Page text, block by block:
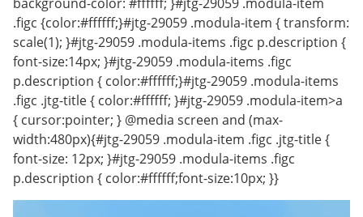
.figc {color:#ffffff;}#jtg-29059 .modula-item { transform:
scale(1); }#jtg-29059 .modula-items .figc p.description {
font-size:14px; }#jtg-29059 .modula-items .figc
p.description { color:#ffffff;}#jtg-29059 .modula-items
.figc .jtg-title { color:#ffffff; }#jtg-29059 .modula-item>a
{ cursor:pointer; } @media screen and (max-
width:480px){#jtg-29059 .modula-item .figc .jtg-title {
font-size: 12px; }#jtg-29059 .modula-items .figc
p.description { color:#ffffff;font-size:10px; }}